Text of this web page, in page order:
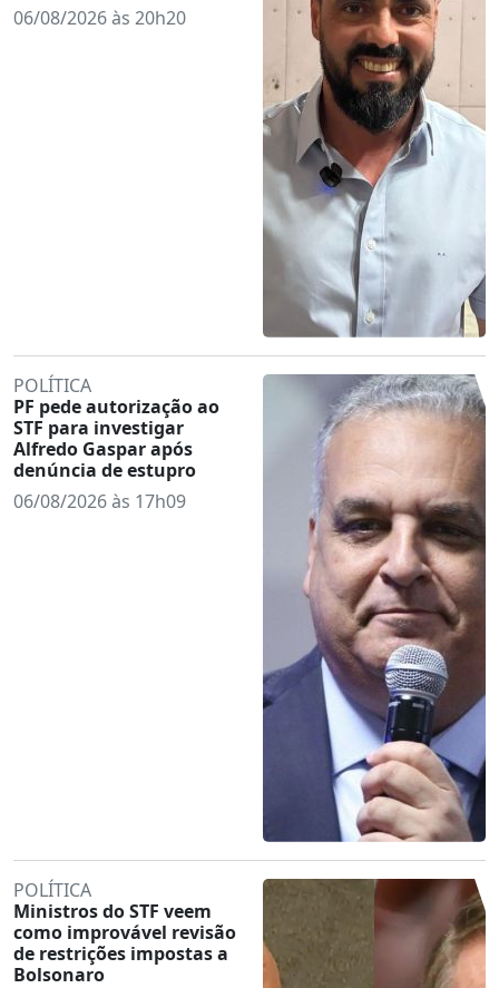
06/08/2026 às 20h20
POLÍTICA
PF pede autorização ao
STF para investigar
Alfredo Gaspar após
denúncia de estupro
06/08/2026 às 17h09
POLÍTICA
Ministros do STF veem
como improvável revisão
de restrições impostas a
Bolsonaro